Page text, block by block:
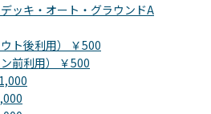
ッキ・オート・グラウンドA
ト後利用） ￥500
前利用） ￥500